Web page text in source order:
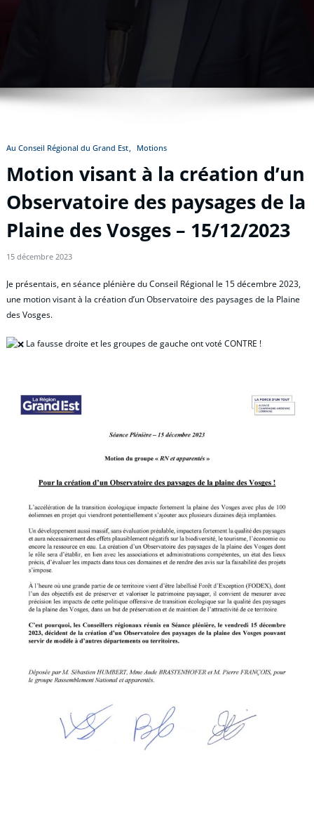
Au Conseil Régional du Grand Est Motions
Motion visant à la création d’un
Observatoire des paysages de la
Plaine des Vosges – 15/12/2023
15 décembre 2023
Je présentais, en séance plénière du Conseil Régional le 15 décembre 2023,
une motion visant à la création d’un Observatoire des paysages de la Plaine
des Vosges.
La fausse droite et les groupes de gauche ont voté CONTRE !